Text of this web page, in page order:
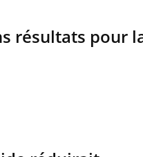
résultats pour